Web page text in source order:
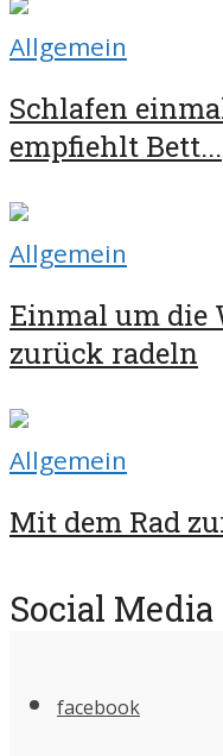
Allgemein
Schlafen
empfiehlt Bett...
Allgemein
Einmal um die
zurück radeln
Allgemein
Mit dem Rad
Social Media
facebook